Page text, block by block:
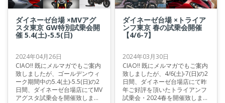
ダイネーゼ台場 ×MVアグ
スタ東京 GW特別試乗会開
催 5.4(土)-5.5(日)
2024年04月26日
CIAO!! 既にメルマガでもご案内
致しましたが、ゴールデンウィ
ーク期間中の5.4(土)-5.5(日)の2
日間、ダイネーゼ台場店にてMV
アグスタ試乗会を開催致しま
ダイネーゼ台場 ×トライア
ンフ東京 春の試乗会開催
【4/6-7】
2024年03月30日
CIAO!! 既にメルマガでもご案内
致しましたが、4/6(土)-7(日)の2
日間、ダイネーゼ台場店にて昨
年ご好評を頂いたトライアンフ
試乗会・2024春を開催致しま